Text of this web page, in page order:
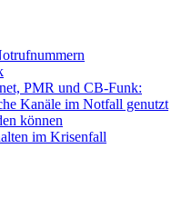
PMR und CB-Funk:
Kanäle im Notfall genutzt
können
im Krisenfall